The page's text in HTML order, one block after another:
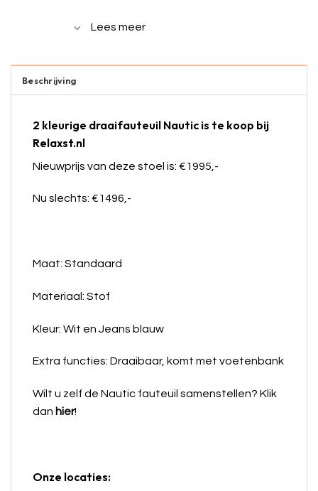
Lees meer
Beschrijving
2 kleurige draaifauteuil Nautic is te koop bij
Relaxst.nl
Nieuwprijs van deze stoel is: €1995,-
Nu slechts: €1496,-
Maat: Standaard
Materiaal: Stof
Kleur: Wit en Jeans blauw
Extra functies: Draaibaar, komt met voetenbank
Wilt u zelf de Nautic fauteuil samenstellen? Klik
dan hier!
Onze locaties: